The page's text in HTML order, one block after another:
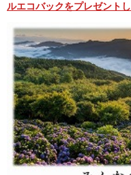
ルエコバックをプレゼントし